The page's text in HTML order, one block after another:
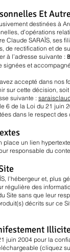
Et
destinées à
d’opérations
Claude SARAÏS, ses
de rectification et de
à l’adresse suivante :
signées et
accepté dans
sur cette décision,
suivante :
6 de la Loi du 21
dans le respect
place un lien
responsable du
l’hébergeur et, plus
régulière des
Site sans que leur
décrits sur ce
Illicite
juin 2004 pour la
(cliquez